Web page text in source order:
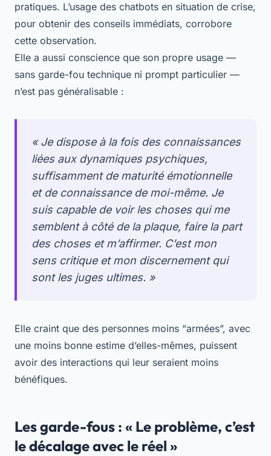
pratiques. L’usage des chatbots en situation de crise,
pour obtenir des conseils immédiats, corrobore
cette observation.
Elle a aussi conscience que son propre usage —
sans garde-fou technique ni prompt particulier —
n’est pas généralisable :
« Je dispose à la fois des connaissances
liées aux dynamiques psychiques,
suffisamment de maturité émotionnelle
et de connaissance de moi-même. Je
suis capable de voir les choses qui me
semblent à côté de la plaque, faire la part
des choses et m’affirmer. C’est mon
sens critique et mon discernement qui
sont les juges ultimes. »
Elle craint que des personnes moins “armées”, avec
une moins bonne estime d’elles-mêmes, puissent
avoir des interactions qui leur seraient moins
bénéfiques.
Les garde-fous : « Le problème, c’est
le décalage avec le réel »